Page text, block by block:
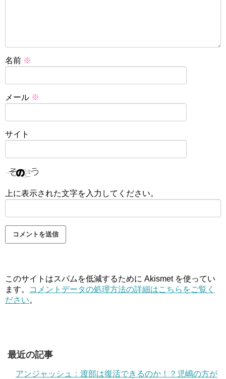
名前 ※
メール ※
サイト
上に表示された文字を入力してください。
このサイトはスパムを低減するために Akismet を使ってい
ます。
コメントデータの処理方法の詳細はこちらをご覧く
ださい。
最近の記事
アンジャッシュ：渡部は復活できるのか！？児嶋の方が